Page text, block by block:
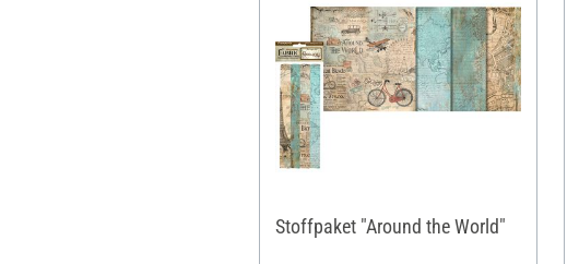
Stoffpaket "Around the World"